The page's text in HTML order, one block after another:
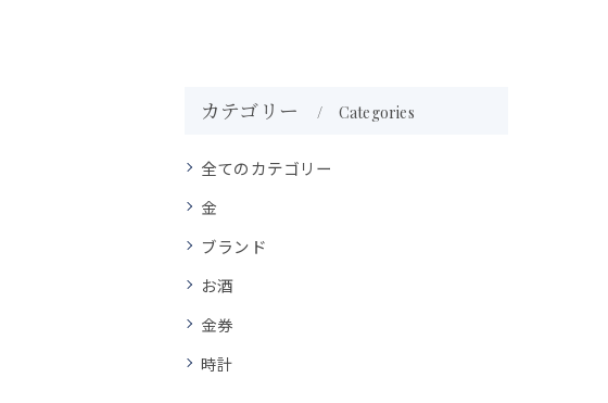
カテゴリー Categories
全てのカテゴリー
金
ブランド
お酒
金券
時計